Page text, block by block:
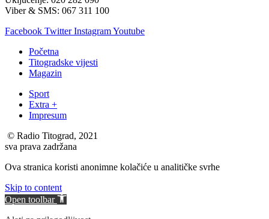
Viber & SMS: 067 311 100
Facebook Twitter InstagramYoutube
Početna
Titogradske vijesti
Magazin
Sport
Extra +
Impresum
© Radio Titograd, 2021
sva prava zadržana
Ova stranica koristi anonimne kolačiće u analitičke svrhe
Skip to content
Open toolbar